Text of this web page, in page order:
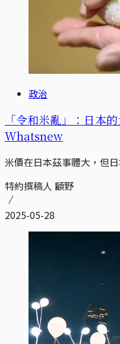
政治
「令和米亂」：日本
Whatsnew
米價在日本茲事體大，但
特約撰稿人 顧野
2025-05-28